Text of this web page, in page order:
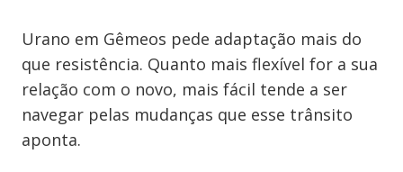
Urano em Gêmeos pede adaptação mais do
que resistência. Quanto mais flexível for a sua
relação com o novo, mais fácil tende a ser
navegar pelas mudanças que esse trânsito
aponta.